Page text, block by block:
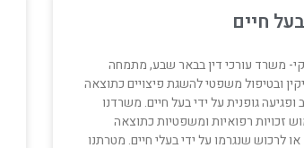
חיים
משרד עורכי דין בבאר שבע, מתמחה
ובטיפול משפטי להשגת פיצויים כתוצאה
גופנית על ידי בעל חיים. משרדנו
זכויות רפואיות ומשפטיות כתוצאה
לרכוש שנגרמו על ידי בעלי חיים. מטרתנו